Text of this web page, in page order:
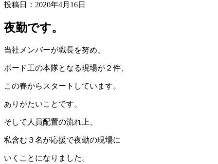
投稿日： 2020年4月16日
夜勤です。
当社メンバーが職長を努め、
ボード工の本隊となる現場が２件、
この春からスタートしています。
ありがたいことです。
そして人員配置の流れ上、
私含む３名が応援で夜勤の現場に
いくことになりました。